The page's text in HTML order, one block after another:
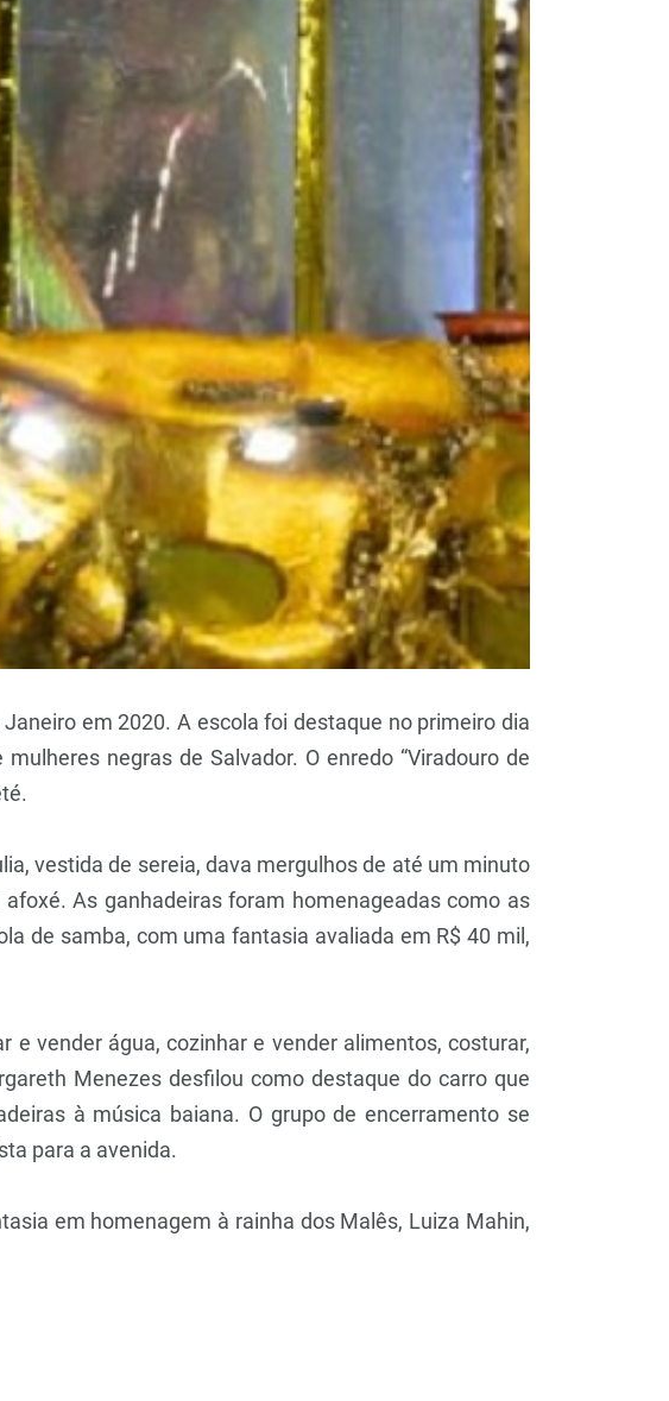
em 2020. A escola foi destaque no primeiro dia
negras de Salvador. O enredo “Viradouro de
vestida de sereia, dava mergulhos de até um minuto
As ganhadeiras foram homenageadas como as
de samba, com uma fantasia avaliada em R$ 40 mil,
e vender água, cozinhar e vender alimentos, costurar,
Menezes desfilou como destaque do carro que
à música baiana. O grupo de encerramento se
para a avenida.
em homenagem à rainha dos Malês, Luiza Mahin,